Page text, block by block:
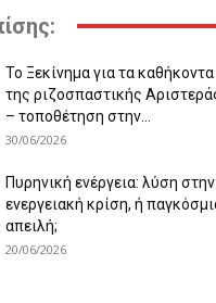
Το Ξεκίνημα για τα καθήκοντα
της ριζοσπαστικής
– τοποθέτηση στην...
30/06/2026
Πυρηνική ενέργεια: λύση στην
ενεργειακή κρίση, ή
απειλή;
20/06/2026